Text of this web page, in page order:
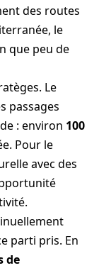
des routes
le
que peu de
Le
passages
: environ 100
Pour le
avec des
parti pris. En
de